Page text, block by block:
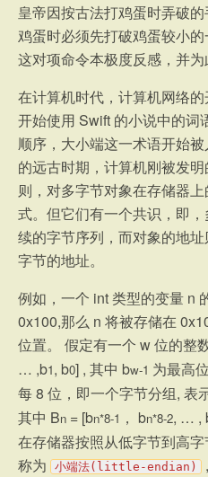
皇帝因按古法打鸡蛋时弄破
鸡蛋时必须先打破鸡蛋较小
这对项命令本极度反感，并为
在计算机时代，计算机网络
开始使用 Swift 的小说中的词
顺序，大小端这一术语开始
的远古时期，计算机刚被发
则，对多字节对象在存储器
式。但它们有一个共识，即
续的字节序列，而对象的地
字节的地址。
例如，一个 int 类型的变量 n
0x100,那么 n 将被存储在
位置。 假定有一个 w 位的整
… ,b1, b0] , 其中 bw-1 为最高
每 8 位，即一个字节分组, 表
其中 Bn = [bn*8-1 ， bn*8-2, … ,
在存储器按照从低字节到高
称为
小端法(little-endian)